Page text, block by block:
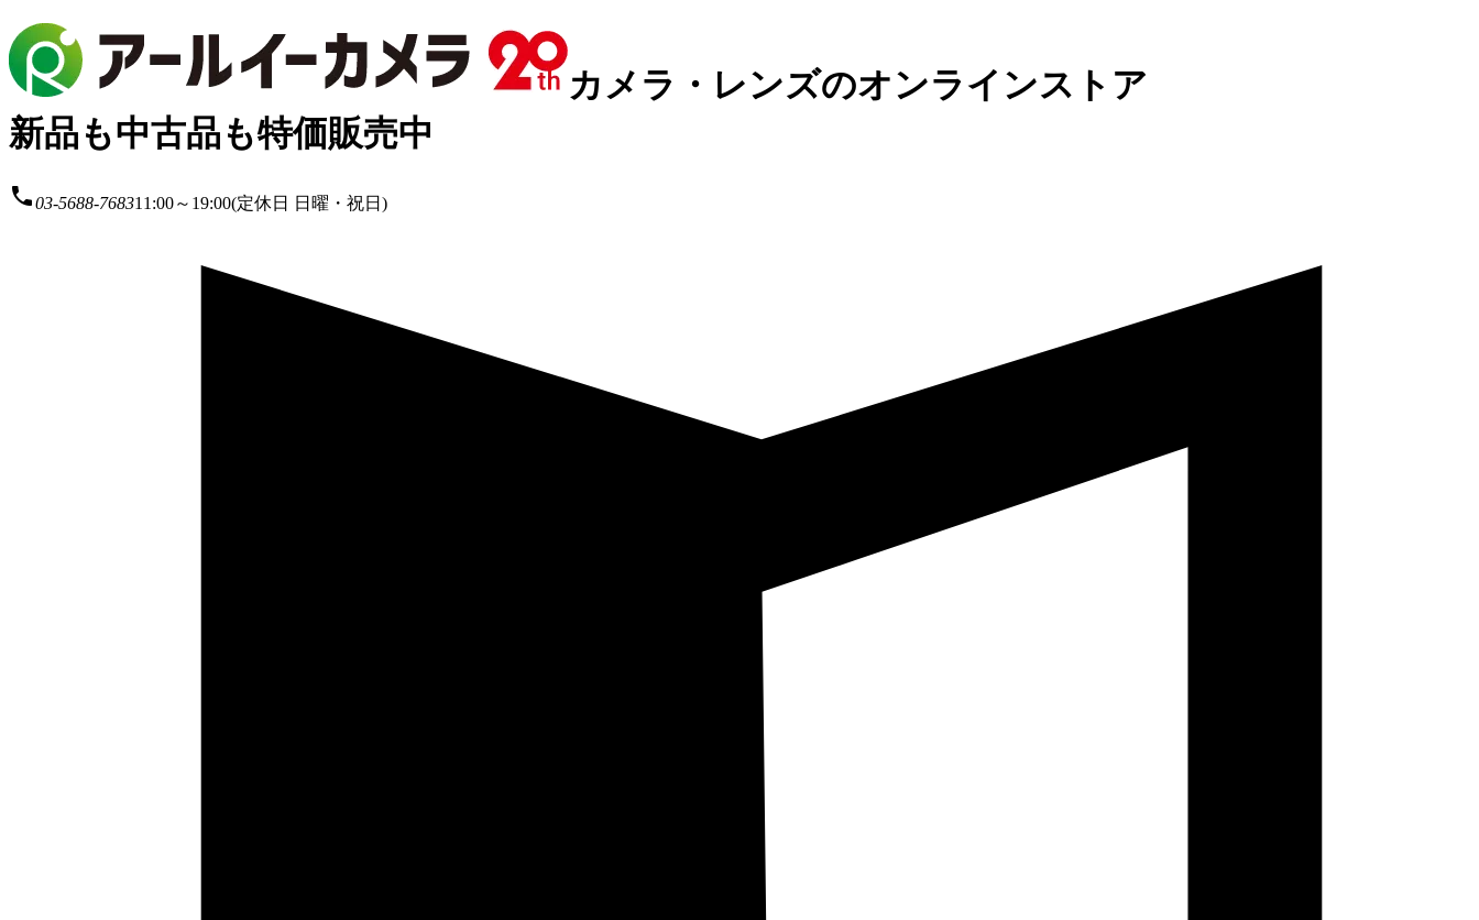
カメラ・レンズのオンラインストア
新品も中古品も特価販売中
local_phone03-5688-768311:00～19:00(定休日 日曜・祝日)